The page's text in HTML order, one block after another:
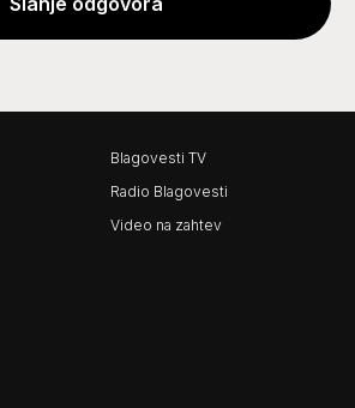
Blagovesti TV
Radio Blagovesti
Video na zahtev